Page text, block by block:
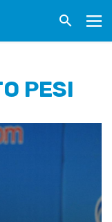
PESI